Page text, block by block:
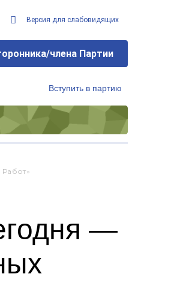
Версия для слабовидящих
члена Партии
Вступить в партию
—